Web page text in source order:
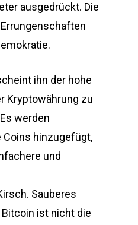
ausgedrückt. Die
ihn der hohe
Kryptowährung zu
werden
hinzugefügt,
und
Sauberes
Bitcoin ist nicht die